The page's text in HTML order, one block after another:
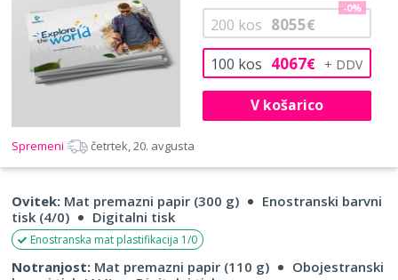
100 kos 4067€
200 kos 8055€
-0%
V košarico
Spremeni četrtek, 20. avgusta
Ovitek: Mat premazni papir (300 g)
Enostranski barvni
tisk (4/0)
Digitalni tisk
Enostranska mat plastifikacija 1/0
Notranjost: Mat premazni papir (110 g)
Obojestranski